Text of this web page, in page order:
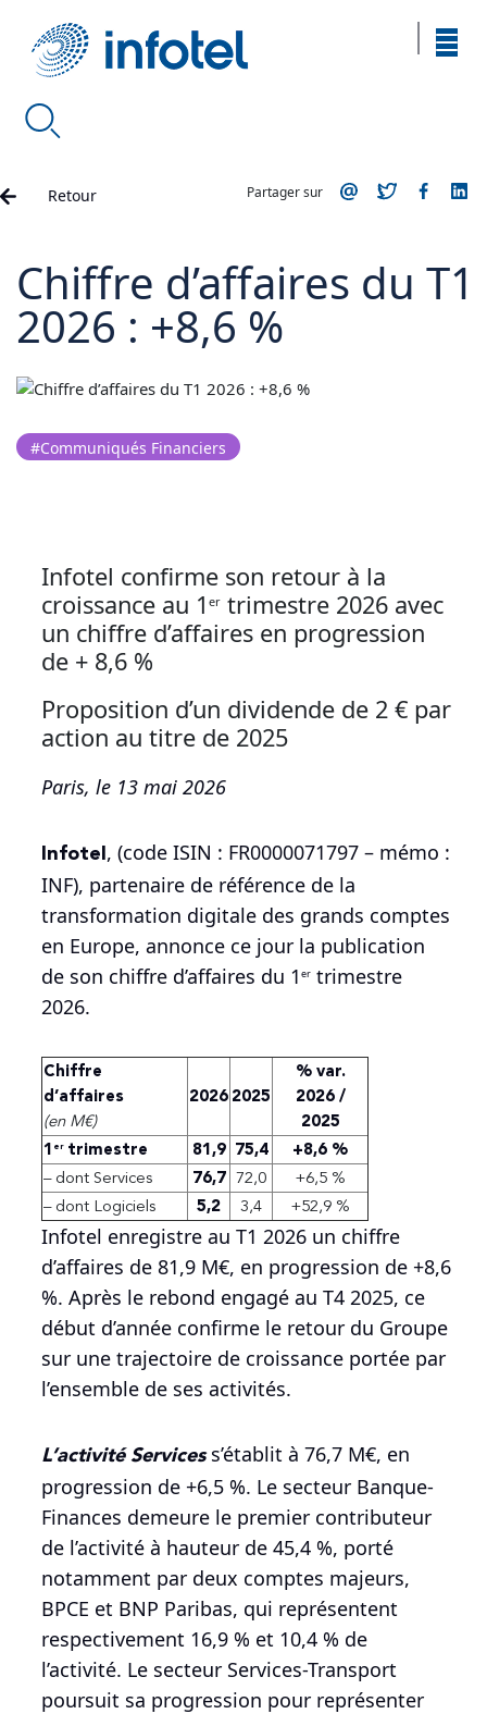
Retour Partager sur
Chiffre d’affaires du T1
2026 : +8,6 %
#Communiqués Financiers
Infotel confirme son retour à la
croissance au 1 er trimestre 2026 avec
un chiffre d’affaires en progression
de + 8,6 %
Proposition d’un dividende de 2 € par
action au titre de 2025
Paris, le 13 mai 2026
Infotel, (code ISIN : FR0000071797 – mémo :
INF), partenaire de référence de la
transformation digitale des grands comptes
en Europe, annonce ce jour la publication
de son chiffre d’affaires du 1 er trimestre
2026.
Chiffre
d’affaires
(en M€)
20262025
% var.
2026 /
2025
1 ertrimestre 81,9 75,4
+8,6 %
– dont Services
76,7 72,0
+6,5 %
– dont Logiciels
5,2 3,4 +52,9 %
Infotel enregistre au T1 2026 un chiffre
d’affaires de 81,9 M€, en progression de +8,6
%. Après le rebond engagé au T4 2025, ce
début d’année confirme le retour du Groupe
sur une trajectoire de croissance portée par
l’ensemble de ses activités.
L’activité Servicess’établit à 76,7 M€, en
progression de +6,5 %. Le secteur Banque-
Finances demeure le premier contributeur
de l’activité à hauteur de 45,4 %, porté
notamment par deux comptes majeurs,
BPCE et BNP Paribas, qui représentent
respectivement 16,9 % et 10,4 % de
l’activité. Le secteur Services-Transport
poursuit sa progression pour représenter